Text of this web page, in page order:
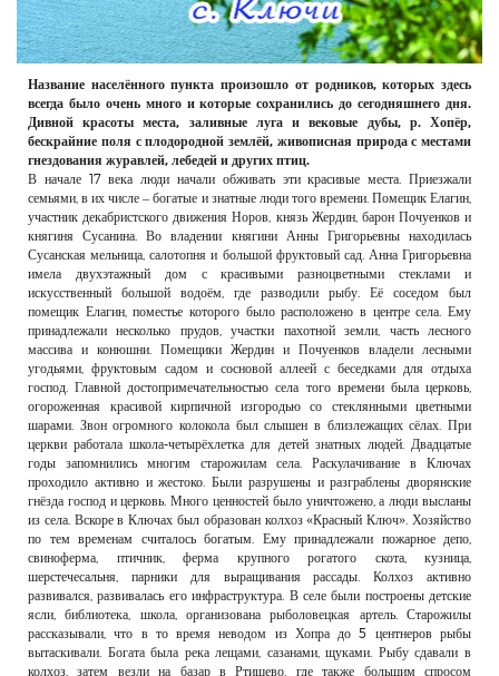
Название населённого пункта произошло от родников, которых здесь
всегда было очень много и которые сохранились до сегодняшнего дня.
Дивной красоты места, заливные луга и вековые дубы, р. Хопёр,
бескрайние поля с плодородной землёй, живописная природа с местами
гнездования журавлей, лебедей и других птиц.
В начале 17 века люди начали обживать эти красивые места. Приезжали
семьями, в их числе – богатые и знатные люди того времени. Помещик Елагин,
участник декабристского движения Норов, князь Жердин, барон Почуенков и
княгиня Сусанина. Во владении княгини Анны Григорьевны находилась
Сусанская мельница, салотопня и большой фруктовый сад. Анна Григорьевна
имела двухэтажный дом с красивыми разноцветными стеклами и
искусственный большой водоём, где разводили рыбу. Её соседом был
помещик Елагин, поместье которого было расположено в центре села. Ему
принадлежали несколько прудов, участки пахотной земли, часть лесного
массива и конюшни. Помещики Жердин и Почуенков владели лесными
угодьями, фруктовым садом и сосновой аллеей с беседками для отдыха
господ. Главной достопримечательностью села того времени была церковь,
огороженная красивой кирпичной изгородью со стеклянными цветными
шарами. Звон огромного колокола был слышен в близлежащих сёлах. При
церкви работала школа-четырёхлетка для детей знатных людей. Двадцатые
годы запомнились многим старожилам села. Раскулачивание в Ключах
проходило активно и жестоко. Были разрушены и разграблены дворянские
гнёзда господ и церковь. Много ценностей было уничтожено, а люди высланы
из села. Вскоре в Ключах был образован колхоз «Красный Ключ». Хозяйство
по тем временам считалось богатым. Ему принадлежали пожарное депо,
свиноферма, птичник, ферма крупного рогатого скота, кузница,
шерстечесальня, парники для выращивания рассады. Колхоз активно
развивался, развивалась его инфраструктура. В селе были построены детские
ясли, библиотека, школа, организована рыболовецкая артель. Старожилы
рассказывали, что в то время неводом из Хопра до 5 центнеров рыбы
вытаскивали. Богата была река лещами, сазанами, щуками. Рыбу сдавали в
колхоз, затем везли на базар в Ртищево, где также большим спросом